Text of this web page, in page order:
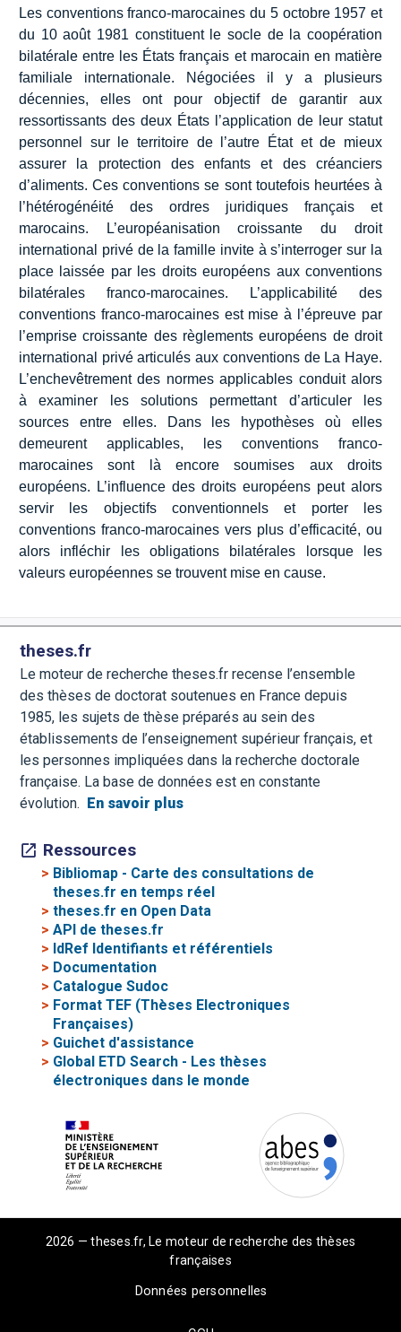
Les conventions franco-marocaines du 5 octobre 1957 et
du 10 août 1981 constituent le socle de la coopération
bilatérale entre les États français et marocain en matière
familiale internationale. Négociées il y a plusieurs
décennies, elles ont pour objectif de garantir aux
ressortissants des deux États l’application de leur statut
personnel sur le territoire de l’autre État et de mieux
assurer la protection des enfants et des créanciers
d’aliments. Ces conventions se sont toutefois heurtées à
l’hétérogénéité des ordres juridiques français et
marocains. L’européanisation croissante du droit
international privé de la famille invite à s’interroger sur la
place laissée par les droits européens aux conventions
bilatérales franco-marocaines. L’applicabilité des
conventions franco-marocaines est mise à l’épreuve par
l’emprise croissante des règlements européens de droit
international privé articulés aux conventions de La Haye.
L’enchevêtrement des normes applicables conduit alors
à examiner les solutions permettant d’articuler les
sources entre elles. Dans les hypothèses où elles
demeurent applicables, les conventions franco-
marocaines sont là encore soumises aux droits
européens. L’influence des droits européens peut alors
servir les objectifs conventionnels et porter les
conventions franco-marocaines vers plus d’efficacité, ou
alors infléchir les obligations bilatérales lorsque les
valeurs européennes se trouvent mise en cause.
theses.fr
Le moteur de recherche theses.fr recense l’ensemble
des thèses de doctorat soutenues en France depuis
1985, les sujets de thèse préparés au sein des
établissements de l’enseignement supérieur français, et
les personnes impliquées dans la recherche doctorale
française. La base de données est en constante
évolution.
En savoir plus
Ressources
> Bibliomap - Carte des consultations de
theses.fr en temps réel
>theses.fr en Open Data
>API de theses.fr
> IdRef Identifiants et référentiels
> Documentation
> Catalogue Sudoc
> Format TEF (Thèses Electroniques
Françaises)
> Guichet d'assistance
> Global ETD Search - Les thèses
électroniques dans le monde
2026 — theses.fr, Le moteur de recherche des thèses
françaises
Données personnelles